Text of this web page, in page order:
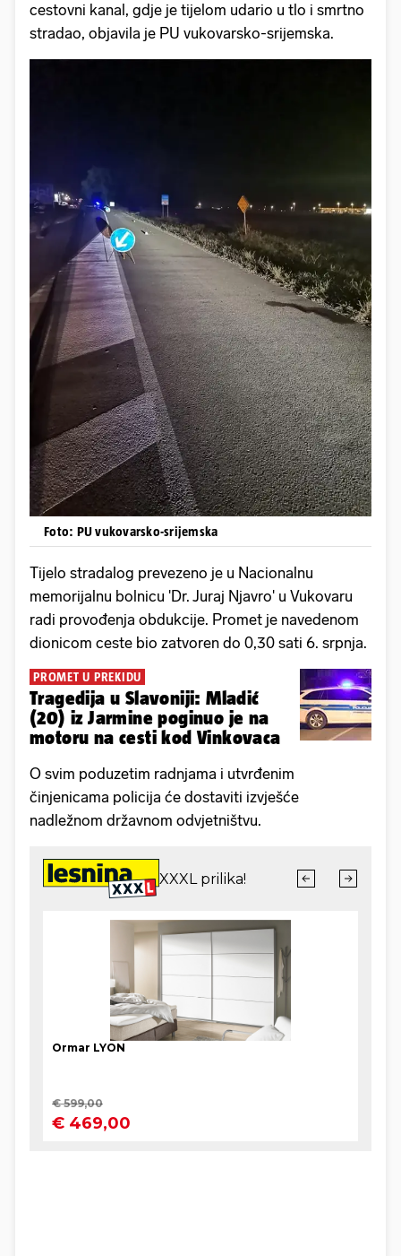
cestovni kanal, gdje je tijelom udario u tlo i smrtno
stradao, objavila je PU vukovarsko-srijemska.
Foto: PU vukovarsko-srijemska
Tijelo stradalog prevezeno je u Nacionalnu
memorijalnu bolnicu 'Dr. Juraj Njavro' u Vukovaru
radi provođenja obdukcije. Promet je navedenom
dionicom ceste bio zatvoren do 0,30 sati 6. srpnja.
PROMET U PREKIDU
Tragedija u Slavoniji: Mladić
(20) iz Jarmine poginuo je na
motoru na cesti kod Vinkovaca
O svim poduzetim radnjama i utvrđenim
činjenicama policija će dostaviti izvješće
nadležnom državnom odvjetništvu.